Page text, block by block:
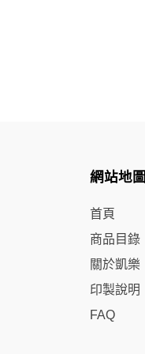
網站地圖
首頁
商品目錄
關於凱樂
印製說明
FAQ